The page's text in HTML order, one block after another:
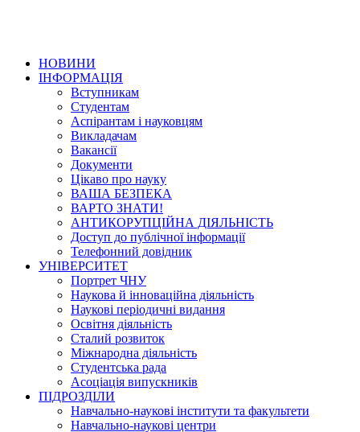
НОВИНИ
ІНФОРМАЦІЯ
Вступникам
Студентам
Аспірантам і науковцям
Викладачам
Вакансії
Документи
Цікаво про науку
ВАША БЕЗПЕКА
ВАРТО ЗНАТИ!
АНТИКОРУПЦІЙНА ДІЯЛЬНІСТЬ
Доступ до публічної інформації
Телефонний довідник
УНІВЕРСИТЕТ
Портрет ЧНУ
Наукова й інноваційна діяльність
Наукові періодичні видання
Освітня діяльність
Сталий розвиток
Міжнародна діяльність
Студентська рада
Асоціація випускників
ПІДРОЗДІЛИ
Навчально-наукові інститути та факультети
Навчально-наукові центри